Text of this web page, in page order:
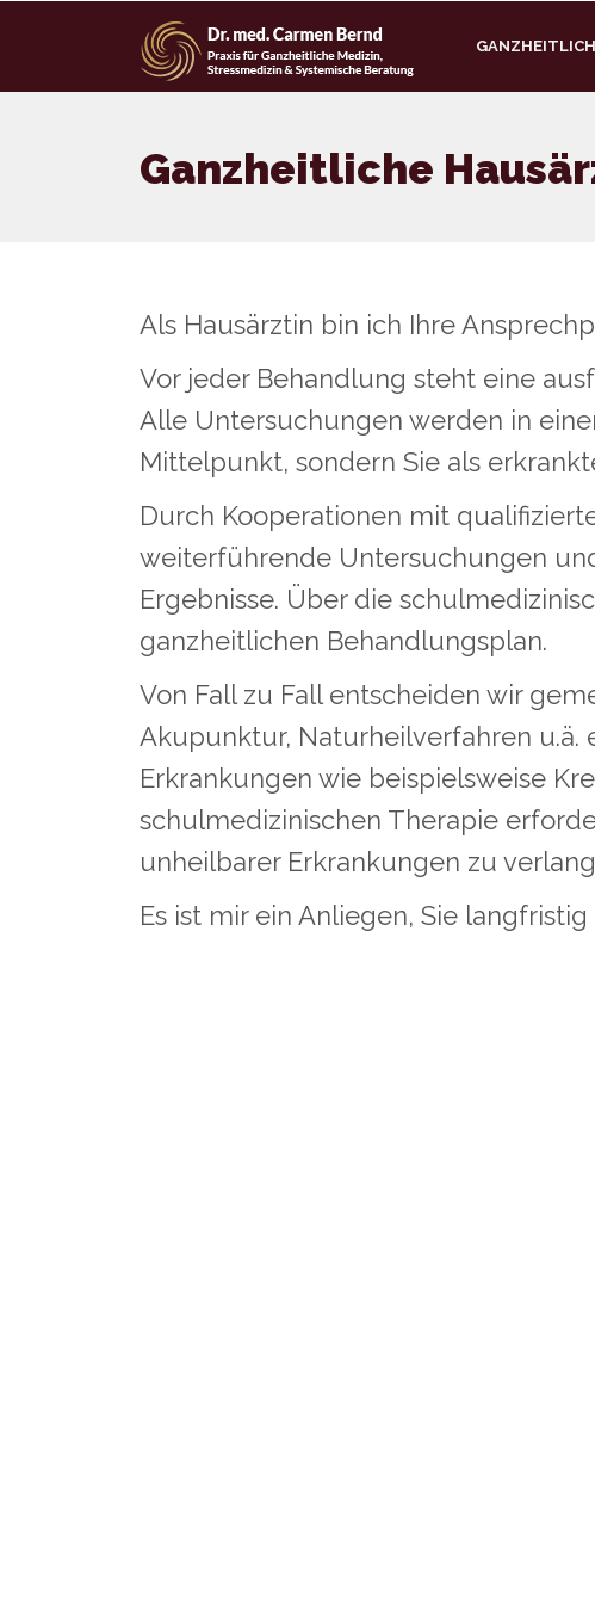
Ganzheitliche
Als Hausärztin bin ich Ihre
Vor jeder Behandlung steht eine
Alle Untersuchungen werden in
Mittelpunkt, sondern Sie als
Durch Kooperationen mit
weiterführende Untersuchungen
Ergebnisse. Über die
ganzheitlichen Behandlungsplan.
Von Fall zu Fall entscheiden wir
Akupunktur, Naturheilverfahren
Erkrankungen wie beispielsweise
schulmedizinischen Therapie
unheilbarer Erkrankungen zu
Es ist mir ein Anliegen, Sie